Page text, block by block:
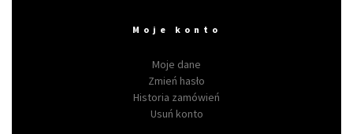
Moje konto
Moje dane
Zmień hasło
Historia zamówień
Usuń konto